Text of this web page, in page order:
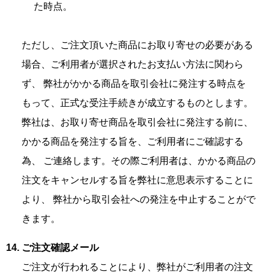
た時点。
ただし、ご注文頂いた商品にお取り寄せの必要がある
場合、ご利用者が選択されたお支払い方法に関わら
ず、 弊社がかかる商品を取引会社に発注する時点を
もって、正式な受注手続きが成立するものとします。
弊社は、お取り寄せ商品を取引会社に発注する前に、
かかる商品を発注する旨を、ご利用者にご確認する
為、 ご連絡します。その際ご利用者は、かかる商品の
注文をキャンセルする旨を弊社に意思表示することに
より、 弊社から取引会社への発注を中止することがで
きます。
ご注文確認メール
ご注文が行われることにより、弊社がご利用者の注文